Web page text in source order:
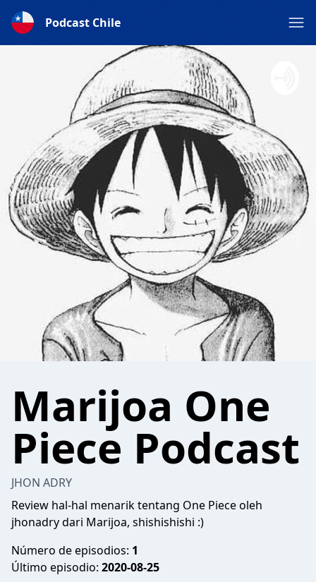
Podcast Chile
Marijoa One
Piece Podcast
JHON ADRY
Review hal-hal menarik tentang One Piece oleh
jhonadry dari Marijoa, shishishishi :)
Número de episodios: 1
Último episodio: 2020-08-25